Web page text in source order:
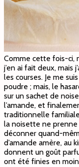
Comme cette fois-ci,
j’en ai fait deux, mais
les courses. Je me
poudre ; mais, le
sur un sachet de
l’amande, et
traditionnelle
la noisette ne prenne
déconner quand-
d’amande amère, au
donnent un goût
ont été finies en